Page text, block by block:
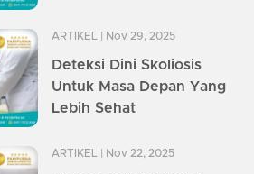
ARTIKEL | Nov 29, 2025
Deteksi Dini Skoliosis
Untuk Masa Depan Yang
Lebih Sehat
ARTIKEL | Nov 22, 2025